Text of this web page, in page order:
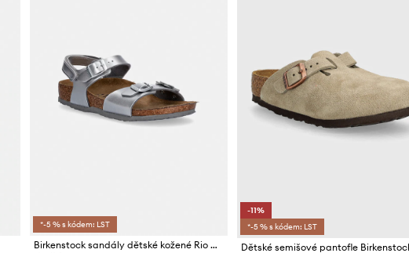
*-5 % s kódem: LST
Birkenstock sandály dětské kožené Rio AS Kids Flowers
-11%
*-5 % s kódem: LST